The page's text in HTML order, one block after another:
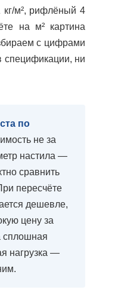
кг/м², рифлёный 4
на м² картина
с цифрами
ни
по
не за
настила —
сравнить
пересчёте
дешевле,
цену за
сплошная
нагрузка —